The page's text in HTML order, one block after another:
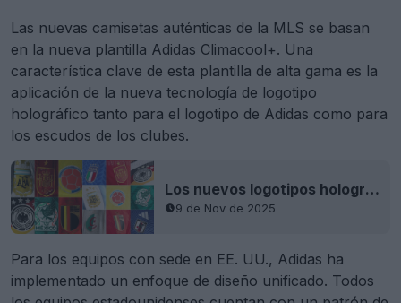
Las nuevas camisetas auténticas de la MLS se basan
en la nueva plantilla Adidas Climacool+. Una
característica clave de esta plantilla de alta gama es la
aplicación de la nueva tecnología de logotipo
holográfico tanto para el logotipo de Adidas como para
los escudos de los clubes.
Los nuevos logotipos holográficos de Adidas para 2026 cuentan con un estampado UV oculto
9 de Nov de 2025
Para los equipos con sede en EE. UU., Adidas ha
implementado un enfoque de diseño unificado. Todos